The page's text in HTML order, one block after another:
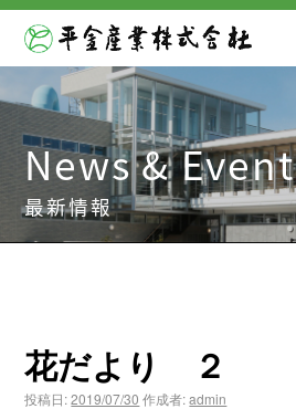
News & Event
最新情報
花だより ２
投稿日:2019/07/30 作成者:admin